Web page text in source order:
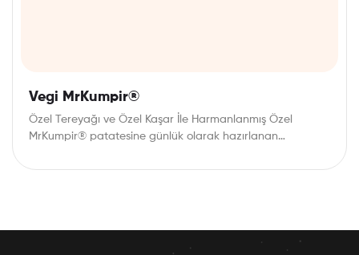
Vegi MrKumpir®
Özel Tereyağı ve Özel Kaşar İle Harmanlanmış Özel
MrKumpir® patatesine günlük olarak hazırlanan